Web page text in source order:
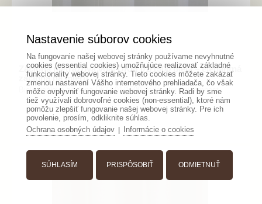
Záclona metrážová voál DKM 01/1500 biela – elegantná
záclona na mieru
Biela voálová záclona DKM 01/1500 dodá interiéru jemnosť, ...
Nastavenie súborov cookies
Na fungovanie našej webovej stránky používame nevyhnutné
cookies (essential cookies) umožňujúce realizovať základné
funkcionality webovej stránky. Tieto cookies môžete zakázať
zmenou nastavení Vášho internetového prehliadača, čo však
môže ovplyvniť fungovanie webovej stránky. Radi by sme
tiež využívali dobrovoľné cookies (non-essential), ktoré nám
pomôžu zlepšiť fungovanie našej webovej stránky. Pre ich
povolenie, prosím, odkliknite súhlas.
Ochrana osobných údajov| Informácie o cookies
SÚHLASÍM PRISPÔSOBIŤ ODMIETNUŤ